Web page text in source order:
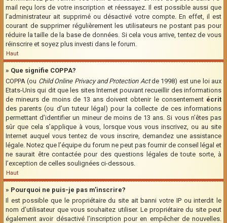
mail reçu lors de votre inscription et réessayez. Il est possible aussi que
l’administrateur ait supprimé ou désactivé votre compte. En effet, il est
courant de supprimer régulièrement les utilisateurs ne postant pas pour
réduire la taille de la base de données. Si cela vous arrive, tentez de vous
réinscrire et soyez plus investi dans le forum.
Haut
» Que signifie COPPA?
COPPA (ou Child Online Privacy and Protection Actde 1998) est une loi aux
Etats-Unis qui dit que les sites Internet pouvant recueillir des informations
de mineurs de moins de 13 ans doivent obtenir le consentement écrit
des parents (ou d’un tuteur légal) pour la collecte de ces informations
permettant d’identifier un mineur de moins de 13 ans. Si vous n’êtes pas
sûr que cela s’applique à vous, lorsque vous vous inscrivez, ou au site
Internet auquel vous tentez de vous inscrire, demandez une assistance
légale. Notez que l’équipe du forum ne peut pas fournir de conseil légal et
ne saurait être contactée pour des questions légales de toute sorte, à
l’exception de celles soulignées ci-dessous.
Haut
» Pourquoi ne puis-je pas m’inscrire?
Il est possible que le propriétaire du site ait banni votre IP ou interdit le
nom d’utilisateur que vous souhaitez utiliser. Le propriétaire du site peut
également avoir désactivé l’inscription pour en empêcher de nouvelles.